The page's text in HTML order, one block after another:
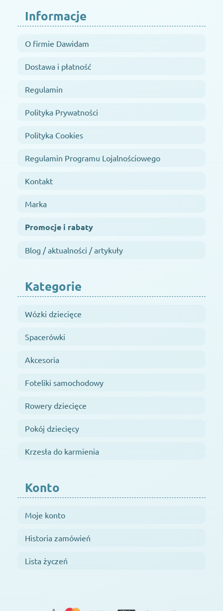
Informacje
O firmie Dawidam
Dostawa i płatność
Regulamin
Polityka Prywatności
Polityka Cookies
Regulamin Programu Lojalnościowego
Kontakt
Marka
Promocje i rabaty
Blog / aktualności / artykuły
Kategorie
Wózki dziecięce
Spacerówki
Akcesoria
Foteliki samochodowy
Rowery dziecięce
Pokój dziecięcy
Krzesła do karmienia
Konto
Moje konto
Historia zamówień
Lista życzeń